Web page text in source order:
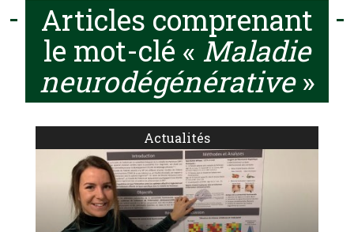
Articles comprenant
le mot-clé « Maladie
neurodégénérative»
Actualités